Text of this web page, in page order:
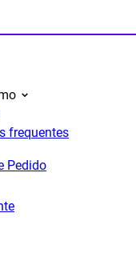
frequentes
Pedido